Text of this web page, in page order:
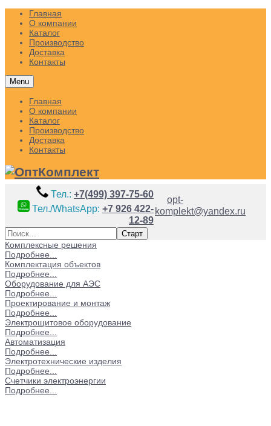
Главная
О компании
Каталог
Производство
Доставка
Контакты
Menu
Главная
О компании
Каталог
Производство
Доставка
Контакты
Тел.: +7(499) 397-75-60
Тел./WhatsApp: +7 926 422-
12-89
opt-
komplekt@yandex.ru
Комплексные решения
Подробнее...
Комплектация объектов
Подробнее...
Оборудование для АЭС
Подробнее...
Проектирование и монтаж
Подробнее...
Электрощитовое оборудование
Подробнее...
Автоматизация
Подробнее...
Электротехнические изделия
Подробнее...
Счетчики электроэнергии
Подробнее...